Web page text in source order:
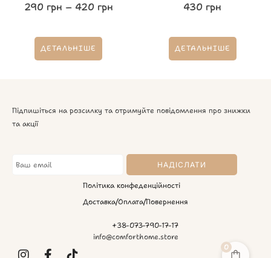
290 грн – 420 грн
ДЕТАЛЬНІШЕ
430 грн
ДЕТАЛЬНІШЕ
Підпишіться на розсилку та отримуйте повідомлення про знижки
та акції
Політика конфеденційності
Доставка/Оплата/Повернення
+38-073-790-17-17
info@comforthome.store
0